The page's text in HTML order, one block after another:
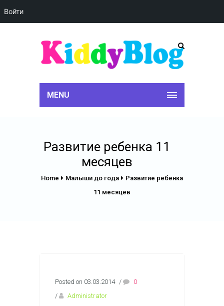
Войти
MENU
Развитие ребенка 11
месяцев
Home Малыши до года
Развитие ребенка
11 месяцев
Posted on 03.03.2014 /
0
/
Administrator